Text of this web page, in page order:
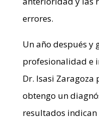
errores.
Un año después y
profesionalidad e
Dr. Isasi Zaragoza
obtengo un
resultados indican